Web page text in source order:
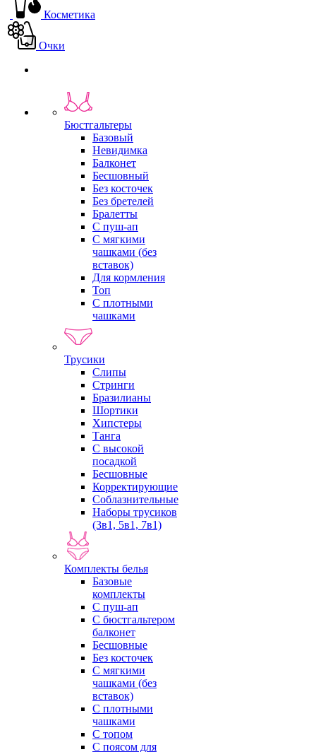
Косметика
Очки
Бюстгальтеры
Базовый
Невидимка
Балконет
Бесшовный
Без косточек
Без бретелей
Бралетты
С пуш-ап
С мягкими
чашками (без
вставок)
Для кормления
Топ
С плотными
чашками
Трусики
Слипы
Стринги
Бразилианы
Шортики
Хипстеры
Танга
С высокой
посадкой
Бесшовные
Корректирующие
Соблазнительные
Наборы трусиков
(3в1, 5в1, 7в1)
Комплекты белья
Базовые
комплекты
С пуш-ап
С бюстгальтером
балконет
Бесшовные
Без косточек
С мягкими
чашками (без
вставок)
С плотными
чашками
С топом
С поясом для